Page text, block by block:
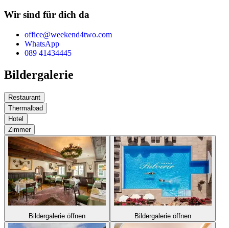
Wir sind für dich da
office@weekend4two.com
WhatsApp
089 41434445
Bildergalerie
Restaurant
Thermalbad
Hotel
Zimmer
Bildergalerie öffnen Bildergalerie öffnen